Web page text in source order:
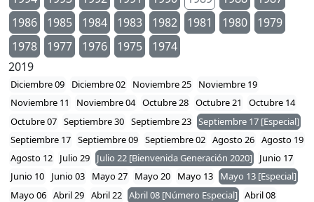
1986
1985 1984 1983 1982 1981 1980
1979
1978
1977 1976 1975
1974
2019
Diciembre 09 Diciembre 02 Noviembre 25
Noviembre 19
Noviembre 11
Noviembre 04 Octubre 28 Octubre 21
Octubre 14
Octubre 07 Septiembre 30 Septiembre 23 Septiembre 17 [Especial]
Septiembre 17 Septiembre 09 Septiembre 02 Agosto 26 Agosto 19
Agosto 12
Julio 29 Julio 22 [Bienvenida Generación 2020]
Junio 17
Junio 10
Junio 03 Mayo 27 Mayo 20 Mayo 13
Mayo 13 [Especial]
Mayo 06 Abril 29 Abril 22 Abril 08 [Número Especial] Abril 08